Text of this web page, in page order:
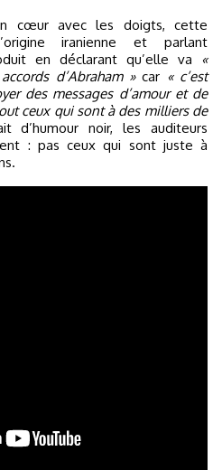
cœur avec les doigts, cette
iranienne et parlant
en déclarant qu’elle va
«
d’Abraham »car « c’est
des messages d’amour et de
ceux qui sont à des milliers de
noir, les auditeurs
: pas ceux qui sont juste à